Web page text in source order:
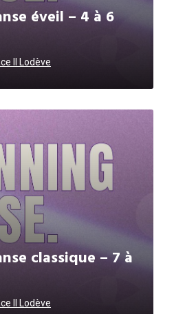
éveil – 4 à 6
II Lodève
classique – 7 à
II Lodève